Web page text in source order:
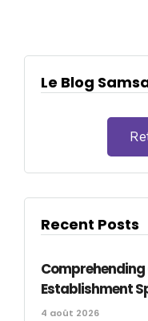
Le Blog
Recent Posts
Establishment
4 août 2026